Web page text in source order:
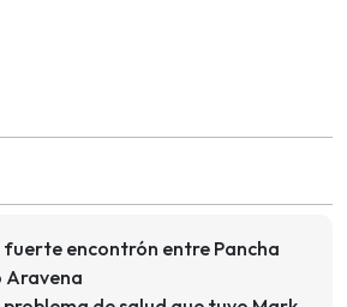
encontrón entre Pancha
Aravena